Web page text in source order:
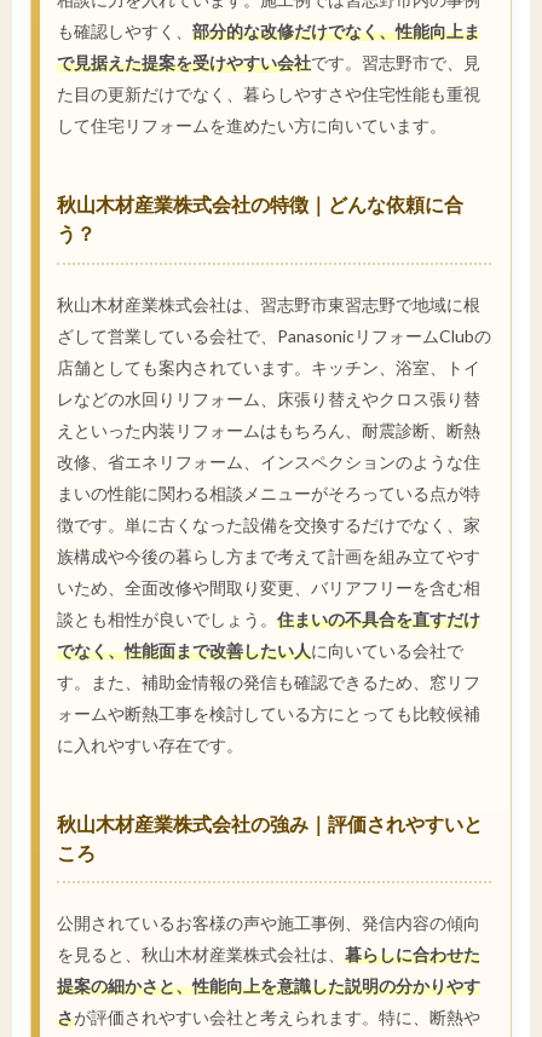
も確認しやすく、 部分的な改修だけでなく、性能向上ま
で見据えた提案を受けやすい会社です。習志野市で、見
た目の更新だけでなく、暮らしやすさや住宅性能も重視
して住宅リフォームを進めたい方に向いています。
秋山木材産業株式会社の特徴｜どんな依頼に合
う？
秋山木材産業株式会社は、習志野市東習志野で地域に根
ざして営業している会社で、PanasonicリフォームClubの
店舗としても案内されています。キッチン、浴室、トイ
レなどの水回りリフォーム、床張り替えやクロス張り替
えといった内装リフォームはもちろん、耐震診断、断熱
改修、省エネリフォーム、インスペクションのような住
まいの性能に関わる相談メニューがそろっている点が特
徴です。単に古くなった設備を交換するだけでなく、家
族構成や今後の暮らし方まで考えて計画を組み立てやす
いため、全面改修や間取り変更、バリアフリーを含む相
談とも相性が良いでしょう。 住まいの不具合を直すだけ
でなく、性能面まで改善したい人に向いている会社で
す。また、補助金情報の発信も確認できるため、窓リフ
ォームや断熱工事を検討している方にとっても比較候補
に入れやすい存在です。
秋山木材産業株式会社の強み｜評価されやすいと
ころ
公開されているお客様の声や施工事例、発信内容の傾向
を見ると、秋山木材産業株式会社は、 暮らしに合わせた
提案の細かさと、性能向上を意識した説明の分かりやす
さが評価されやすい会社と考えられます。特に、断熱や